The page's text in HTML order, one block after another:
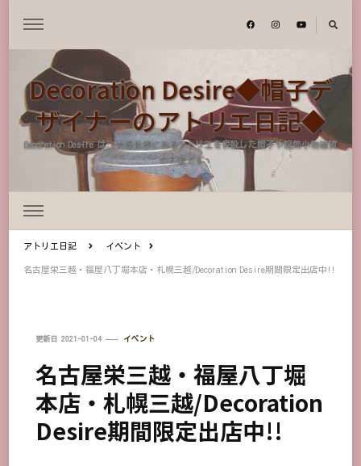
Decoration Desire◆帽子デ
ザイナーのアトリエ日記◆
Decoration Desire は、大阪北摂にあるアトリエを併設した帽子や服飾小物雑貨
のお店です
アトリエ日記 イベント
名古屋栄三越・福屋八丁堀本店・札幌三越/Decoration Desire期間限定出店中!!
更新日 2021-01-04 イベント
名古屋栄三越・福屋八丁堀
本店・札幌三越/Decoration
Desire期間限定出店中!!